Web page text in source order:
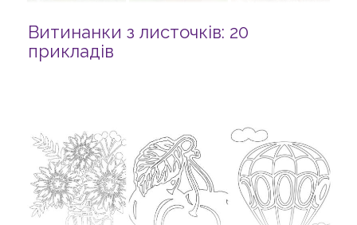
Витинанки з листочків: 20
прикладів